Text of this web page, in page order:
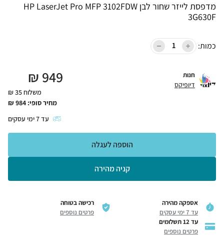
מדפסת לייזר שחור לבן HP LaserJet Pro MFP 3102FDW
3G630F
כמות:
חנות
דיופיקס 949
₪
משלוח 35 ₪
מחיר סופי: 984
₪
עד7ימי עסקים
קניה מהירה
הוספה לעגלה
אספקה מהירה
עד 7 ימי עסקים
רכישה בטוחה
פרטים נוספים
עד 12 תשלומים
פרטים נוספים